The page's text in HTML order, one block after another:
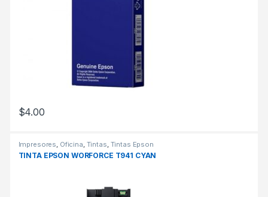
$4.00
Impresores, Oficina, Tintas, Tintas Epson
TINTA EPSON WORFORCE T941 CYAN